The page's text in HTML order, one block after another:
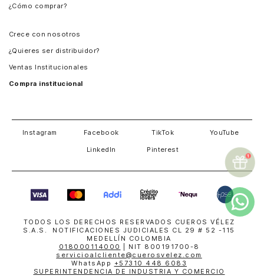
¿Cómo comprar?
Crece con nosotros
¿Quieres ser distribuidor?
Ventas Institucionales
Compra institucional
Instagram Facebook TikTok YouTube
LinkedIn Pinterest
TODOS LOS DERECHOS RESERVADOS CUEROS VÉLEZ
S.A.S. NOTIFICACIONES JUDICIALES CL 29 # 52 -115
MEDELLÍN COLOMBIA
018000114000
| NIT 800191700-8
servicioalcliente@cuerosvelez.com
WhatsApp +57310 448 6083
SUPERINTENDENCIA DE INDUSTRIA Y COMERCIO